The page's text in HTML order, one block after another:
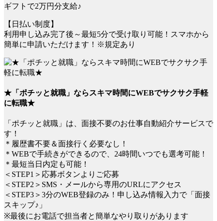
ギフトで2万円分支給♪
【日払い制度】
利用申し込み完了後～最短5分で受け取り可能！スマホから
簡単に申請いただけます！※規定あり
★「ポチッと就職」ならスキマ時間にWEBでサクサク手軽
に転職★
「ポチッと就職」は、面接不要のお仕事自動紹介サービスで
す！
＊履歴書不要＆面接行く必要なし！
＊WEBで手続きができるので、24時間いつでも選考可能！
＊最短当日内定も可能！
＜STEP1＞応募ボタンよりご応募
＜STEP2＞SMS・メールから専用のURLにアクセス
＜STEP3＞3分のWEB登録のみ！申し込み情報入力で「面接
スキップ♪」
※最後にお電話で担当者と簡単なやり取りがあります